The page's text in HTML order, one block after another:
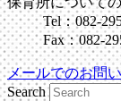
Tel：082-
Fax：082-
メールでのお問
Search